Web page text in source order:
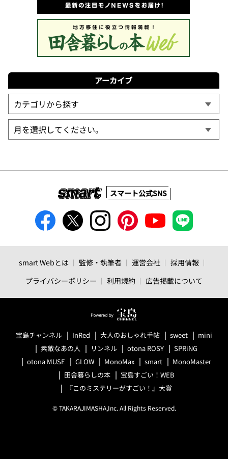
アーカイブ
スマート公式SNS
smart Webとは 監修・執筆者 運営会社
採用情報
プライバシーポリシー
利用規約 広告掲載について
宝島チャンネル InRed 大人のおしゃれ手帖 sweet
mini
素敵なあの人
リンネル otona ROSY
SPRiNG
otona MUSE
GLOW MonoMax smart
MonoMaster
田舎暮らしの本
宝島すごい！WEB
『このミステリーがすごい！』大賞
© TAKARAJIMASHA,Inc. All Rights Reserved.